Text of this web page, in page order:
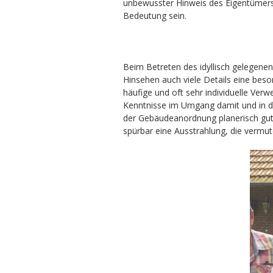
unbewusster Hinweis des
Bedeutung sein.
Beim Betreten des idyllisch
Hinsehen auch viele Details eine
häufige und oft sehr individuelle
Kenntnisse im Umgang damit und in
der Gebäudeanordnung planerisch
spürbar eine Ausstrahlung, die